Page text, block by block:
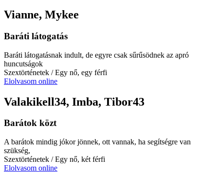
Vianne, Mykee
Baráti látogatás
Baráti látogatásnak indult, de egyre csak sűrűsödnek az apró
huncutságok
Szextörténetek / Egy nő, egy férfi
Elolvasom online
Valakikell34, Imba, Tibor43
Barátok közt
A barátok mindig jókor jönnek, ott vannak, ha segítségre van
szükség,
Szextörténetek / Egy nő, két férfi
Elolvasom online